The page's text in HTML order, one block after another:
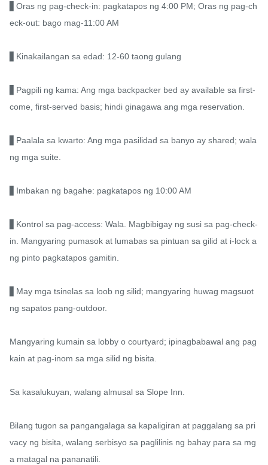
▋Oras ng pag-check-in: pagkatapos ng 4:00 PM; Oras ng pag-ch
eck-out: bago mag-11:00 AM
▋Kinakailangan sa edad: 12-60 taong gulang
▋Pagpili ng kama: Ang mga backpacker bed ay available sa first-
come, first-served basis; hindi ginagawa ang mga reservation.
▋Paalala sa kwarto: Ang mga pasilidad sa banyo ay shared; wala
ng mga suite.
▋Imbakan ng bagahe: pagkatapos ng 10:00 AM
▋Kontrol sa pag-access: Wala. Magbibigay ng susi sa pag-check-
in. Mangyaring pumasok at lumabas sa pintuan sa gilid at i-lock a
ng pinto pagkatapos gamitin.
▋May mga tsinelas sa loob ng silid; mangyaring huwag magsuot
ng sapatos pang-outdoor.
Mangyaring kumain sa lobby o courtyard; ipinagbabawal ang pag
kain at pag-inom sa mga silid ng bisita.
Sa kasalukuyan, walang almusal sa Slope Inn.
Bilang tugon sa pangangalaga sa kapaligiran at paggalang sa pri
vacy ng bisita, walang serbisyo sa paglilinis ng bahay para sa mg
a matagal na pananatili.